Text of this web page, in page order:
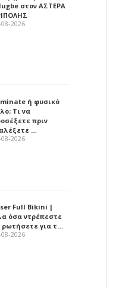
στον ΑΣΤΕΡΑ
2026
ή φυσικό
Τι να
πριν
…
2026
Full Bikini |
όσα ντρέπεστε
ρωτήσετε για τ…
2026